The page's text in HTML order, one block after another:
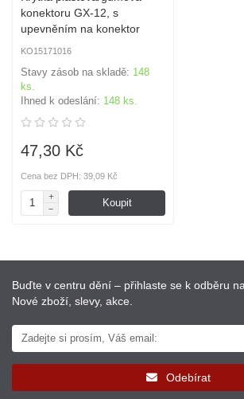
konektoru GX-12, s
upevněním na konektor
KO15171016
Stavy zásob na skladě: 148
ks.
Ihned k odeslání: 148 ks.
47,30 Kč
Cena bez DPH: 39,09 Kč
Koupit
Buďte v centru dění – přihlaste se k odběru
Nové zboží, slevy, akce.
Odebírat